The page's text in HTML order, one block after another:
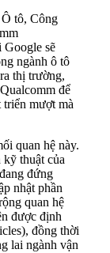
tô, Công
Google sẽ
ngành ô tô
thị trường,
để
triển mượt mà
quan hệ này.
thuật của
đứng
nhật phần
quan hệ
được định
đồng thời
lai ngành vận